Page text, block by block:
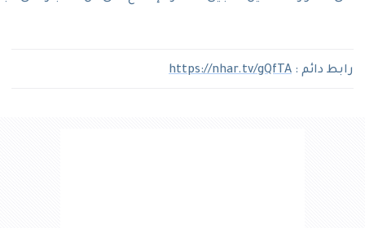
رابط دائم : https://nhar.tv/gQfTA